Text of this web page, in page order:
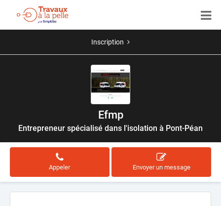
Inscription
Efmp
Entrepreneur spécialisé dans l'isolation à Pont-Péan
Appeler Envoyer un message